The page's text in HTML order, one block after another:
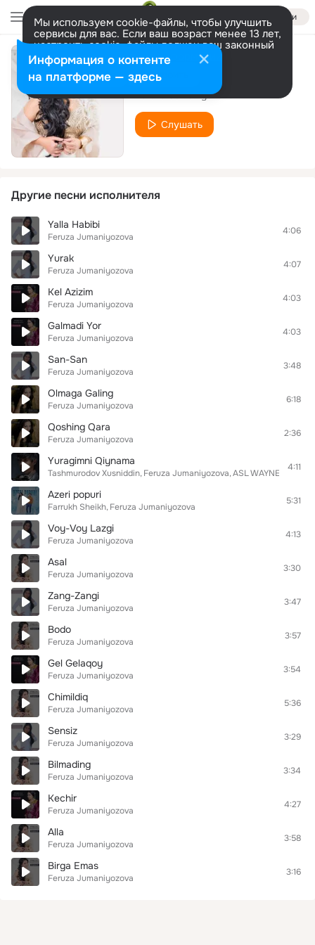
Войти
Мы используем cookie-файлы, чтобы улучшить
сервисы для вас. Если ваш возраст менее 13 лет,
настроить cookie-файлы должен ваш законный
представитель. Больше информации
Разрешить все Настроить
Amego
Feruza Jumaniyozova
Слушать
Другие песни исполнителя
Yalla Habibi
Feruza Jumaniyozova
4:06
Yurak
Feruza Jumaniyozova
4:07
Kel Azizim
Feruza Jumaniyozova
4:03
Galmadi Yor
Feruza Jumaniyozova
4:03
San-San
Feruza Jumaniyozova
3:48
Olmaga Galing
Feruza Jumaniyozova
6:18
Qoshing Qara
Feruza Jumaniyozova
2:36
Yuragimni Qiynama
Tashmurodov Xusniddin Feruza Jumaniyozova ASL WAYNE
4:11
Azeri popuri
Farrukh Sheikh Feruza Jumaniyozova
5:31
Voy-Voy Lazgi
Feruza Jumaniyozova
4:13
Asal
Feruza Jumaniyozova
3:30
Zang-Zangi
Feruza Jumaniyozova
3:47
Bodo
Feruza Jumaniyozova
3:57
Gel Gelaqoy
Feruza Jumaniyozova
3:54
Chimildiq
Feruza Jumaniyozova
5:36
Sensiz
Feruza Jumaniyozova
3:29
Bilmading
Feruza Jumaniyozova
3:34
Kechir
Feruza Jumaniyozova
4:27
Alla
Feruza Jumaniyozova
3:58
Birga Emas
Feruza Jumaniyozova
3:16
Информация о контенте
на платформе — здесь